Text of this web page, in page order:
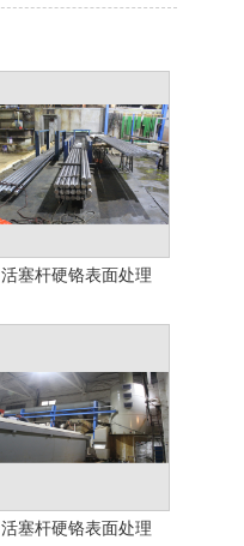
活塞杆硬铬表面处理
活塞杆硬铬表面处理